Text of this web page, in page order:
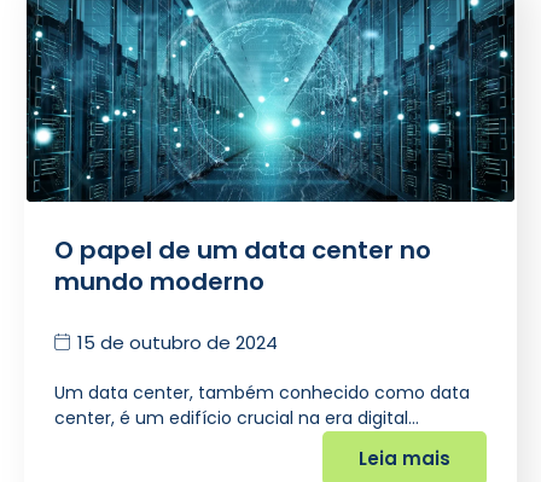
O papel de um data center no
mundo moderno
15 de outubro de 2024
Um data center, também conhecido como data
center, é um edifício crucial na era digital…
Leia mais